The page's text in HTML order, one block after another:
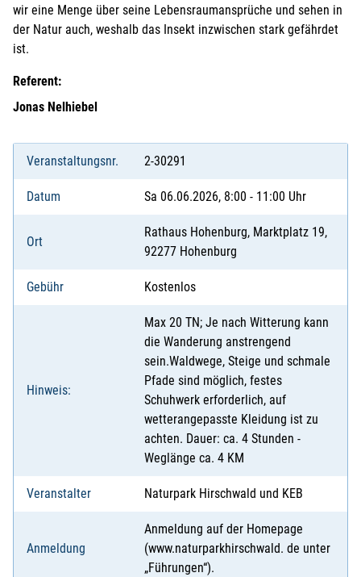
wir eine Menge über seine Lebensraumansprüche und sehen in
der Natur auch, weshalb das Insekt inzwischen stark gefährdet
ist.
Referent:
Jonas Nelhiebel
Veranstaltungsnr. 2-30291
Datum Sa 06.06.2026, 8:00 - 11:00 Uhr
Ort
Rathaus Hohenburg, Marktplatz 19,
92277 Hohenburg
Gebühr Kostenlos
Hinweis:
Max 20 TN; Je nach Witterung kann
die Wanderung anstrengend
sein.Waldwege, Steige und schmale
Pfade sind möglich, festes
Schuhwerk erforderlich, auf
wetterangepasste Kleidung ist zu
achten. Dauer: ca. 4 Stunden -
Weglänge ca. 4 KM
Veranstalter Naturpark Hirschwald und KEB
Anmeldung
Anmeldung auf der Homepage
(www.naturparkhirschwald. de unter
„Führungen“).